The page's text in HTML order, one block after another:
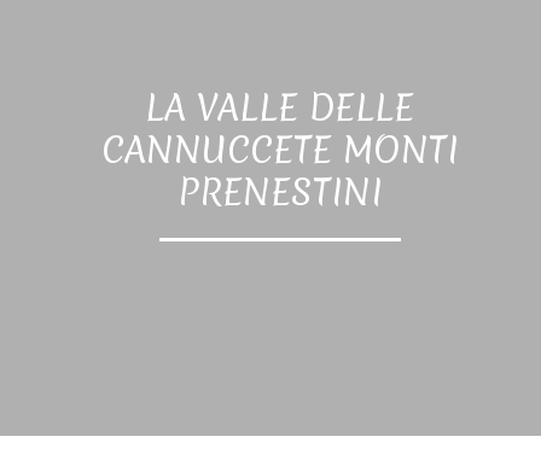
LA VALLE DELLE
CANNUCCETE MONTI
PRENESTINI